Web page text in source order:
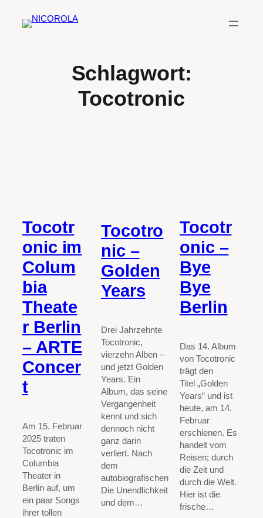
Inhalt
Schlagwort:
Tocotronic
Tocotr
onic im
Colum
bia
Theate
r Berlin
– ARTE
Concer
t
Am 15. Februar
2025 traten
Tocotronic im
Columbia
Theater in
Berlin auf, um
ein paar Songs
ihrer tollen
Tocotro
nic –
Golden
Years
Drei Jahrzehnte
Tocotronic,
vierzehn Alben –
und jetzt Golden
Years. Ein
Album, das seine
Vergangenheit
kennt und sich
dennoch nicht
ganz darin
verliert. Nach
dem
autobiografischen
Die Unendlichkeit
und dem…
Tocotr
onic –
Bye
Bye
Berlin
Das 14. Album
von Tocotronic
trägt den
Titel „Golden
Years“ und ist
heute, am 14.
Februar
erschienen. Es
handelt vom
Reisen; durch
die Zeit und
durch die Welt.
Hier ist die
frische…